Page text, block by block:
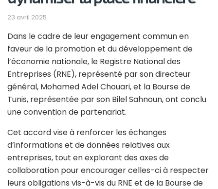
23 avril 2025
Dans le cadre de leur engagement commun en
faveur de la promotion et du développement de
l’économie nationale, le Registre National des
Entreprises (RNE), représenté par son directeur
général, Mohamed Adel Chouari, et la Bourse de
Tunis, représentée par son Bilel Sahnoun, ont conclu
une convention de partenariat.
Cet accord vise à renforcer les échanges
d’informations et de données relatives aux
entreprises, tout en explorant des axes de
collaboration pour encourager celles-ci à respecter
leurs obligations vis-à-vis du RNE et de la Bourse de